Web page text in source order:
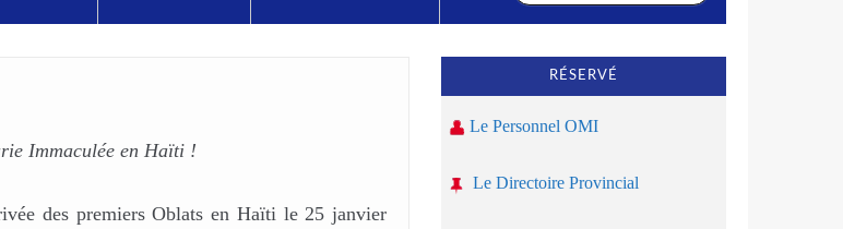
Immaculée en Haïti !
des premiers Oblats en Haïti le 25 janvier
RÉSERVÉ
Le Personnel OMI
Le Directoire Provincial